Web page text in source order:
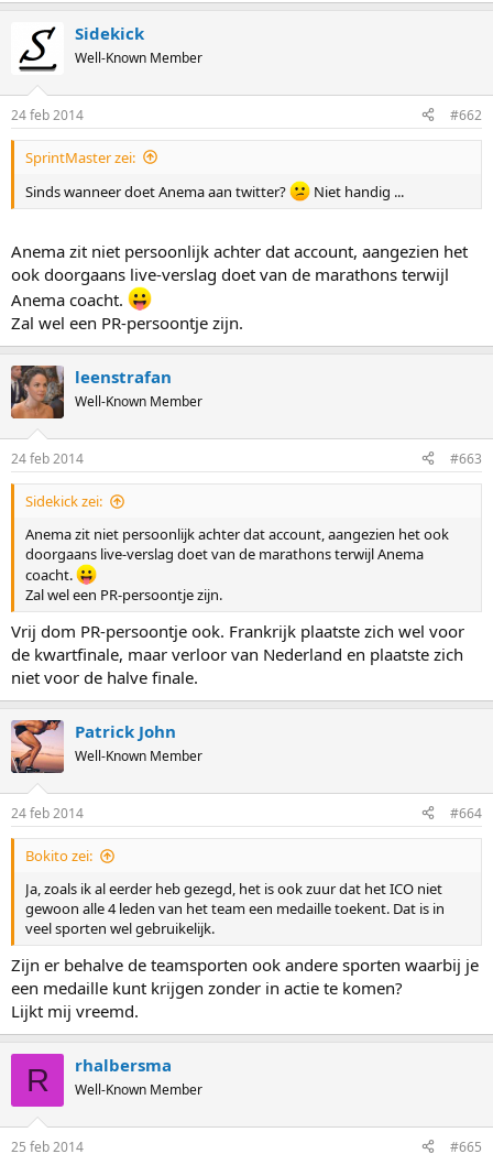
Sidekick
Well-Known Member
24 feb 2014 #662
SprintMaster zei:
Sinds wanneer doet Anema aan twitter?
Niet handig ...
Anema zit niet persoonlijk achter dat account, aangezien het
ook doorgaans live-verslag doet van de marathons terwijl
Anema coacht.
Zal wel een PR-persoontje zijn.
leenstrafan
Well-Known Member
24 feb 2014 #663
Sidekick zei:
Anema zit niet persoonlijk achter dat account, aangezien het ook
doorgaans live-verslag doet van de marathons terwijl Anema
coacht.
Zal wel een PR-persoontje zijn.
Vrij dom PR-persoontje ook. Frankrijk plaatste zich wel voor
de kwartfinale, maar verloor van Nederland en plaatste zich
niet voor de halve finale.
Patrick John
Well-Known Member
24 feb 2014 #664
Bokito zei:
Ja, zoals ik al eerder heb gezegd, het is ook zuur dat het ICO niet
gewoon alle 4 leden van het team een medaille toekent. Dat is in
veel sporten wel gebruikelijk.
Zijn er behalve de teamsporten ook andere sporten waarbij je
een medaille kunt krijgen zonder in actie te komen?
Lijkt mij vreemd.
R rhalbersma
Well-Known Member
25 feb 2014 #665